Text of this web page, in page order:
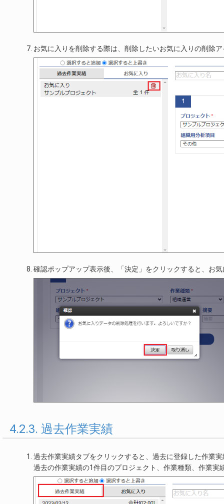
お気に入りを削除する際は、削除したいお気に入りの削除
確認ポップアップ表示後、「決定」をクリックすると、お
4.2.3. 過去作業実績
過去作業実績タブをクリックすると、過去に登録した作業
過去の作業実績の1件目のプロジェクト、作業種類、作業